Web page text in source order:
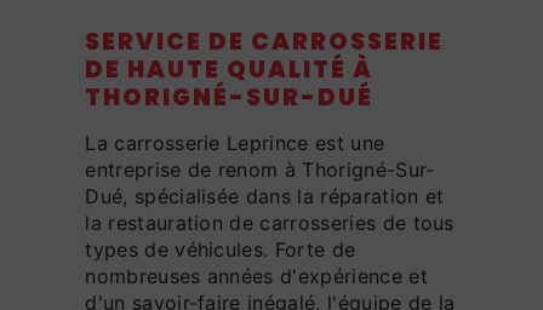
SERVICE DE CARROSSERIE
DE HAUTE QUALITÉ À
THORIGNÉ-SUR-DUÉ
La carrosserie Leprince est une
entreprise de renom à Thorigné-Sur-
Dué, spécialisée dans la réparation et
la restauration de carrosseries de tous
types de véhicules. Forte de
nombreuses années d'expérience et
d'un savoir-faire inégalé, l'équipe de la